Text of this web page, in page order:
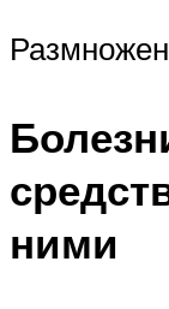
ними